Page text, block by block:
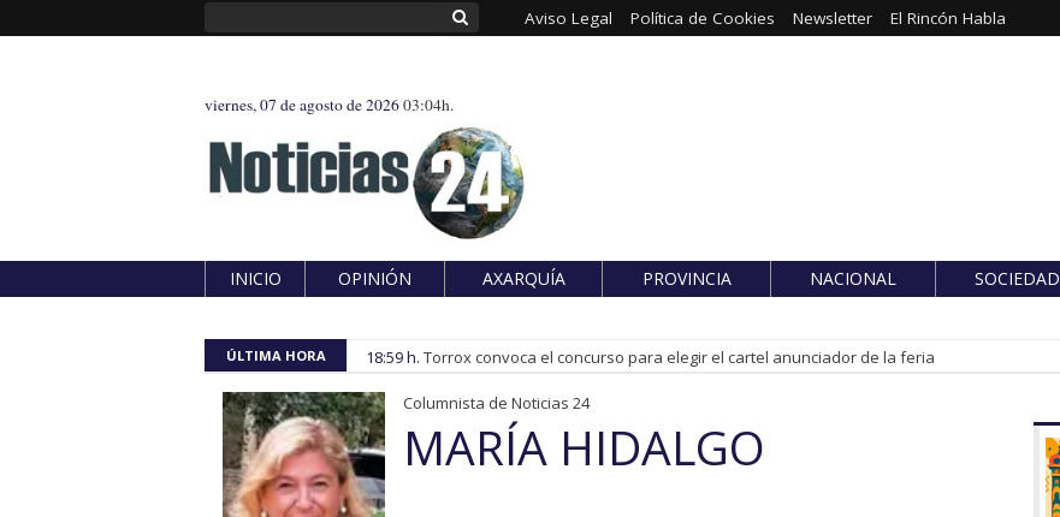
Aviso Legal Política de Cookies Newsletter El Rincón Habla
viernes, 07 de agosto de 202603:04h.
INICIO OPINIÓN AXARQUÍA PROVINCIA NACIONAL SOCIEDAD
ÚLTIMA HORA 18:59 h. Torrox convoca el concurso para elegir el cartel anunciador de la feria
Columnista de Noticias 24
MARÍA HIDALGO